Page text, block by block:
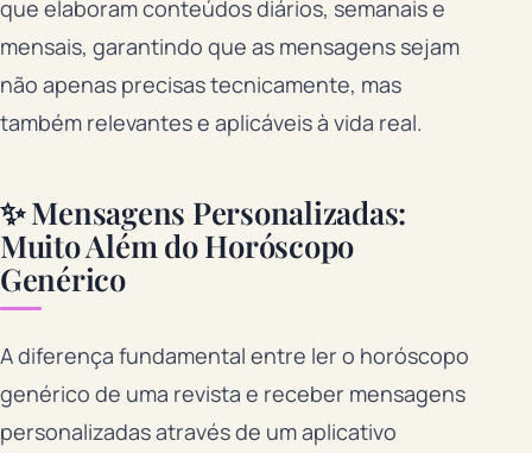
que elaboram conteúdos diários, semanais e
mensais, garantindo que as mensagens sejam
não apenas precisas tecnicamente, mas
também relevantes e aplicáveis à vida real.
✨ Mensagens Personalizadas:
Muito Além do Horóscopo
Genérico
A diferença fundamental entre ler o horóscopo
genérico de uma revista e receber mensagens
personalizadas através de um aplicativo